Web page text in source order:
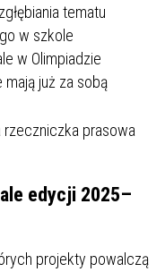
tematu
w szkole
w Olimpiadzie
już za sobą
rzeczniczka prasowa
edycji 2025–
projekty powalczą